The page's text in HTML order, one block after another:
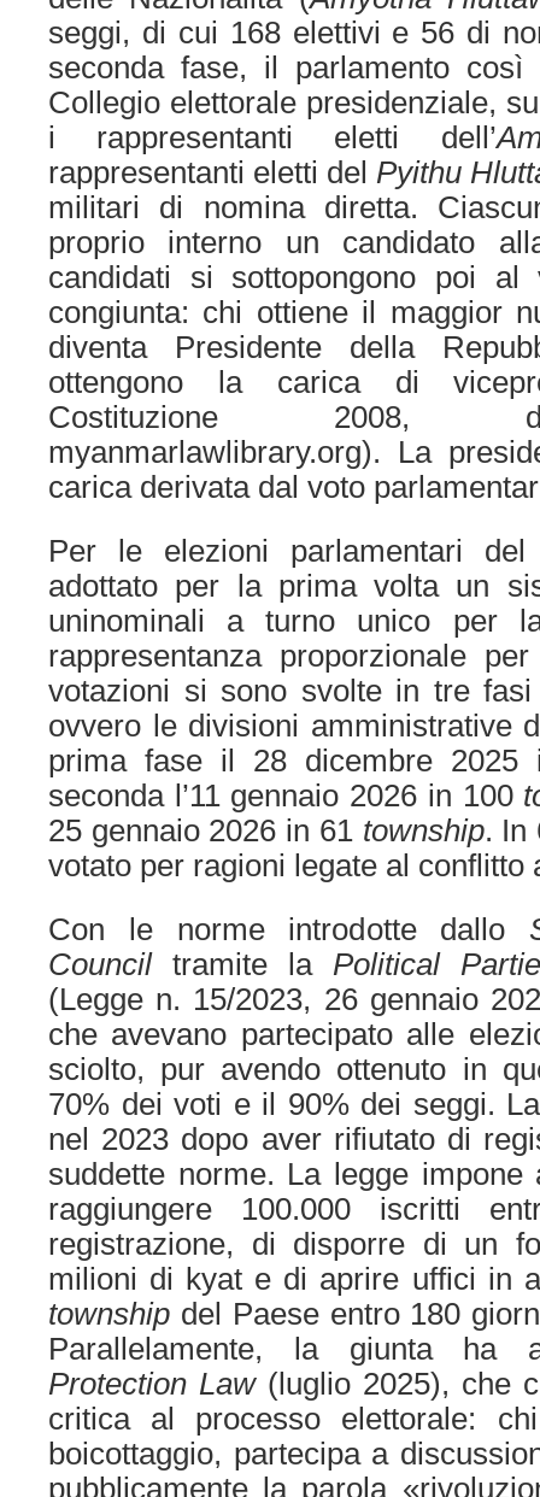
seggi, di cui 168 elettivi e 56 di
seconda fase, il parlamento
Collegio elettorale presidenziale,
i rappresentanti eletti dell’
rappresentanti eletti del Pyithu
militari di nomina diretta.
proprio interno un candidato
candidati si sottopongono poi al
congiunta: chi ottiene il maggior
diventa Presidente della
ottengono la carica di
Costituzione 2008,
myanmarlawlibrary.org). La
carica derivata dal voto
Per le elezioni parlamentari
adottato per la prima volta un
uninominali a turno unico per
rappresentanza proporzionale
votazioni si sono svolte in tre
ovvero le divisioni amministrative
prima fase il 28 dicembre
seconda l’11 gennaio 2026 in 100
25 gennaio 2026 in 61 township. In
votato per ragioni legate al conflitto
Con le norme introdotte dallo
Counciltramite la Political
(Legge n. 15/2023, 26 gennaio
che avevano partecipato alle
sciolto, pur avendo ottenuto in
70% dei voti e il 90% dei seggi.
nel 2023 dopo aver rifiutato di
suddette norme. La legge
raggiungere 100.000 iscritti
registrazione, di disporre di un
milioni di kyat e di aprire uffici in
township del Paese entro 180
Parallelamente, la giunta ha
Protection Law(luglio 2025), che
critica al processo elettorale:
boicottaggio, partecipa a
pubblicamente la parola